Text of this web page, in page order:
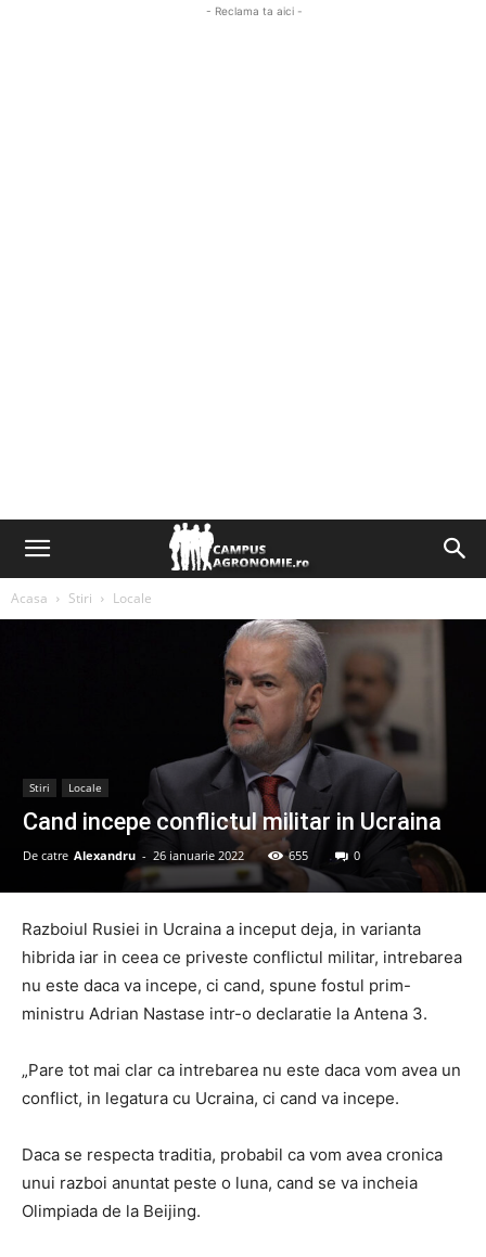
- Reclama ta aici -
Acasa Stiri Locale
Stiri Locale
Cand incepe conflictul militar in Ucraina
De catre Alexandru - 26 ianuarie 2022 655 0
Razboiul Rusiei in Ucraina a inceput deja, in varianta
hibrida iar in ceea ce priveste conflictul militar, intrebarea
nu este daca va incepe, ci cand, spune fostul prim-
ministru Adrian Nastase intr-o declaratie la Antena 3.
„Pare tot mai clar ca intrebarea nu este daca vom avea un
conflict, in legatura cu Ucraina, ci cand va incepe.
Daca se respecta traditia, probabil ca vom avea cronica
unui razboi anuntat peste o luna, cand se va incheia
Olimpiada de la Beijing.